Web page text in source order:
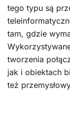
tego typu są
tam, gdzie
tworzenia
jak i obiektach
też